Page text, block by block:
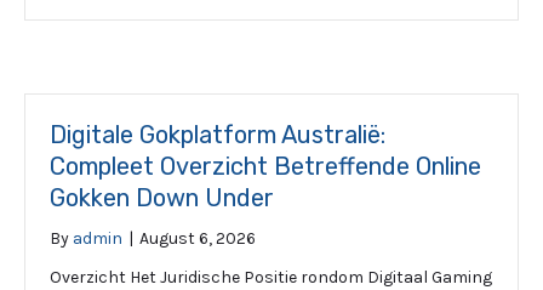
Digitale Gokplatform Australië:
Compleet Overzicht Betreffende Online
Gokken Down Under
By admin | August 6, 2026
Overzicht Het Juridische Positie rondom Digitaal Gaming